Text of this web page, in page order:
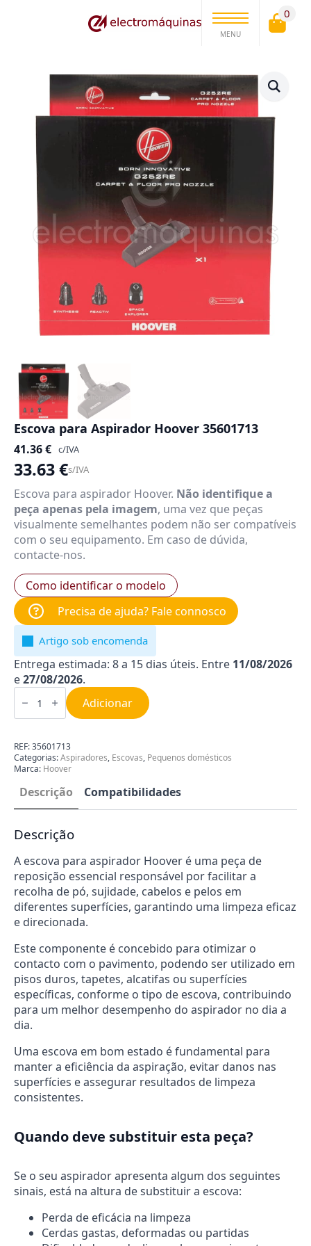
MENU
0
Escova para Aspirador Hoover 35601713
41.36€ c/IVA
33.63€s/IVA
Escova para aspirador Hoover. Não identifique a
peça apenas pela imagem, uma vez que peças
visualmente semelhantes podem não ser compatíveis
com o seu equipamento. Em caso de dúvida,
contacte-nos.
Como identificar o modelo
Precisa de ajuda? Fale connosco
Artigo sob encomenda
Entrega estimada: 8 a 15 dias úteis. Entre 11/08/2026
e27/08/2026.
Quantidade
de
para
Hoover
35601713
Adicionar
REF:35601713
Categorias:Aspiradores, Escovas, Pequenos domésticos
Marca: Hoover
Descrição Compatibilidades
Descrição
A escova para aspirador Hoover é uma peça de
reposição essencial responsável por facilitar a
recolha de pó, sujidade, cabelos e pelos em
diferentes superfícies, garantindo uma limpeza eficaz
e direcionada.
Este componente é concebido para otimizar o
contacto com o pavimento, podendo ser utilizado em
pisos duros, tapetes, alcatifas ou superfícies
específicas, conforme o tipo de escova, contribuindo
para um melhor desempenho do aspirador no dia a
dia.
Uma escova em bom estado é fundamental para
manter a eficiência da aspiração, evitar danos nas
superfícies e assegurar resultados de limpeza
consistentes.
Quando deve substituir esta peça?
Se o seu aspirador apresenta algum dos seguintes
sinais, está na altura de substituir a escova:
Perda de eficácia na limpeza
Cerdas gastas, deformadas ou partidas